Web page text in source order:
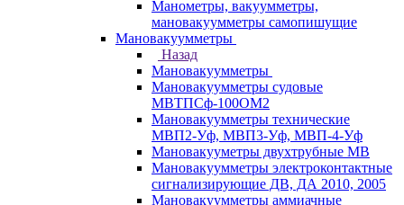
Манометры, вакуумметры,
мановакуумметры самопишущие
Мановакуумметры
Назад
Мановакуумметры
Мановакуумметры судовые
МВТПСф-100ОМ2
Мановакуумметры технические
МВП2-Уф, МВП3-Уф, МВП-4-Уф
Мановакууметры двухтрубные МВ
Мановакуумметры электроконтактные
сигнализирующие ДВ, ДА 2010, 2005
Мановакуумметры аммиачные